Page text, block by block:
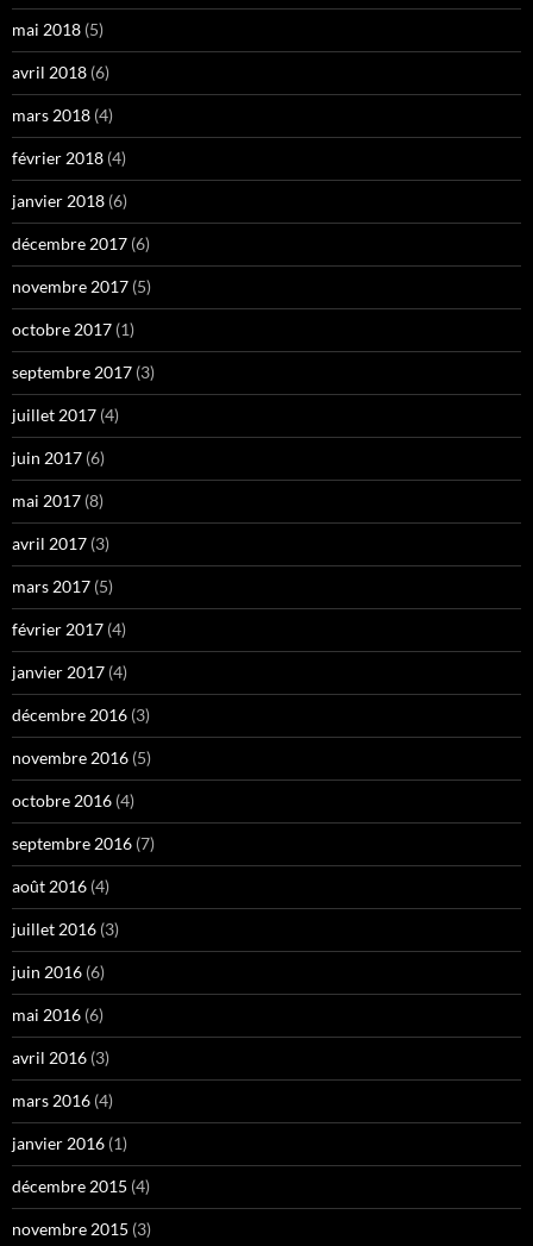
mai 2018 (5)
avril 2018 (6)
mars 2018 (4)
février 2018 (4)
janvier 2018 (6)
décembre 2017 (6)
novembre 2017 (5)
octobre 2017 (1)
septembre 2017 (3)
juillet 2017 (4)
juin 2017 (6)
mai 2017 (8)
avril 2017 (3)
mars 2017 (5)
février 2017 (4)
janvier 2017 (4)
décembre 2016 (3)
novembre 2016 (5)
octobre 2016 (4)
septembre 2016 (7)
août 2016 (4)
juillet 2016 (3)
juin 2016 (6)
mai 2016 (6)
avril 2016 (3)
mars 2016 (4)
janvier 2016 (1)
décembre 2015 (4)
novembre 2015 (3)